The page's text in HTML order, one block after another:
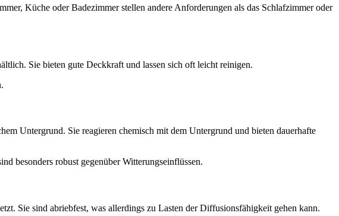
Küche oder Badezimmer stellen andere Anforderungen als das Schlafzimmer oder
Sie bieten gute Deckkraft und lassen sich oft leicht reinigen.
Untergrund. Sie reagieren chemisch mit dem Untergrund und bieten dauerhafte
besonders robust gegenüber Witterungseinflüssen.
Sie sind abriebfest, was allerdings zu Lasten der Diffusionsfähigkeit gehen kann.